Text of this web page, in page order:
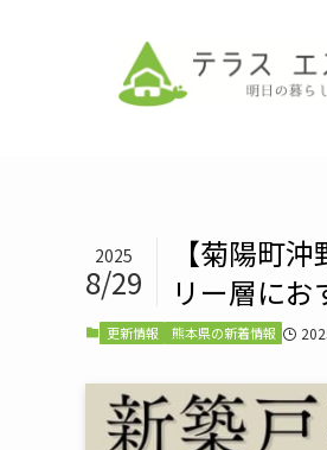
【菊陽町
リー層に
2025
8/29
更新情報 熊本県の新着情報